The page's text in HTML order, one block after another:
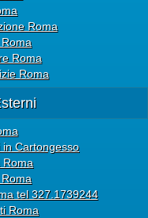
Roma
Roma
Roma
Cartongesso
Roma
tel 327.1739244
Roma